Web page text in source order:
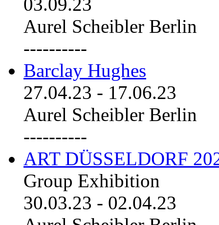
Aurel Scheibler Berlin
----------
Barclay Hughes
27.04.23 - 17.06.23
Aurel Scheibler Berlin
----------
ART DÜSSELDORF
Group Exhibition
30.03.23 - 02.04.23